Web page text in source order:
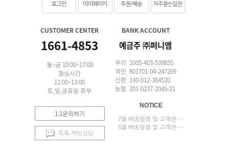
로그인 마이페이지 주문/배송 자주묻는질문
CUSTOMER CENTER
1661-4853
월~금 10:00~17:00
점심시간
12:00~13:00
토,일,공휴일 휴무
1:1문의하기
톡톡 채팅상담
BANK ACCOUNT
예금주 ㈜퍼니엠
우리 1005-403-539855
국민 801701-04-247269
신한 140-012-364520
농협 301-0237-2045-21
NOTICE
7월 배송일정 및 고객센터 업무 안내
6월 배송일정 및 고객센터 업무 안내